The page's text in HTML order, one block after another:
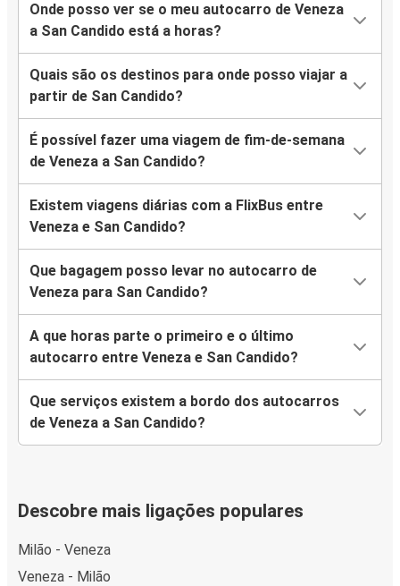
Onde posso ver se o meu autocarro de Veneza
a San Candido está a horas?
Quais são os destinos para onde posso viajar a
partir de San Candido?
É possível fazer uma viagem de fim-de-semana
de Veneza a San Candido?
Existem viagens diárias com a FlixBus entre
Veneza e San Candido?
Que bagagem posso levar no autocarro de
Veneza para San Candido?
A que horas parte o primeiro e o último
autocarro entre Veneza e San Candido?
Que serviços existem a bordo dos autocarros
de Veneza a San Candido?
Descobre mais ligações populares
Milão - Veneza
Veneza - Milão